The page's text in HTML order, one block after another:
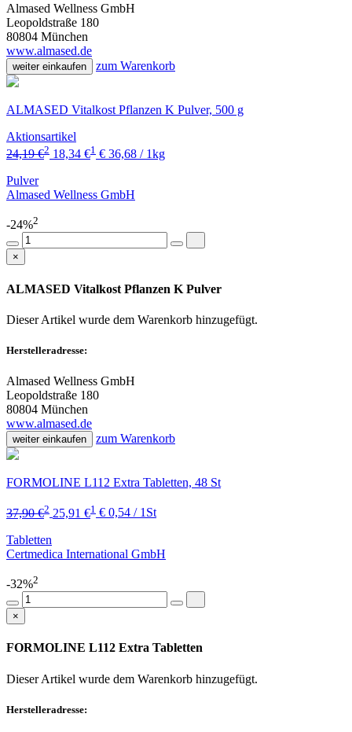
Almased Wellness GmbH
Leopoldstraße 180
80804 München
www.almased.de
weiter einkaufen zum Warenkorb
ALMASED Vitalkost Pflanzen K Pulver, 500 g
Aktionsartikel
24,19 €2 18,34 €1 € 36,68 / 1kg
Pulver
Almased Wellness GmbH
-24%2
×
ALMASED Vitalkost Pflanzen K Pulver
Dieser Artikel wurde dem Warenkorb hinzugefügt.
Herstelleradresse:
Almased Wellness GmbH
Leopoldstraße 180
80804 München
www.almased.de
weiter einkaufen zum Warenkorb
FORMOLINE L112 Extra Tabletten, 48 St
37,90 €2 25,91 €1 € 0,54 / 1St
Tabletten
Certmedica International GmbH
-32%2
×
FORMOLINE L112 Extra Tabletten
Dieser Artikel wurde dem Warenkorb hinzugefügt.
Herstelleradresse: